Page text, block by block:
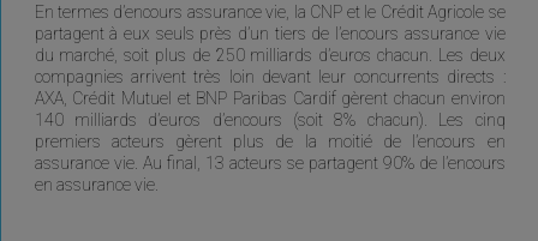
En termes d’encours assurance vie, la CNP et le Crédit Agricole se
partagent à eux seuls près d’un tiers de l’encours assurance vie
du marché, soit plus de 250 milliards d’euros chacun. Les deux
compagnies arrivent très loin devant leur concurrents directs :
AXA, Crédit Mutuel et BNP Paribas Cardif gèrent chacun environ
140 milliards d’euros d’encours (soit 8% chacun). Les cinq
premiers acteurs gèrent plus de la moitié de l’encours en
assurance vie. Au final, 13 acteurs se partagent 90% de l’encours
en assurance vie.